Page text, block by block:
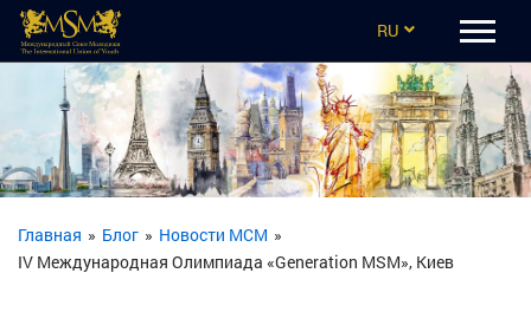
RU
EN
CZ
UA
Главная » Блог » Новости МСМ »
IV Международная Олимпиада «Generation MSM», Киев